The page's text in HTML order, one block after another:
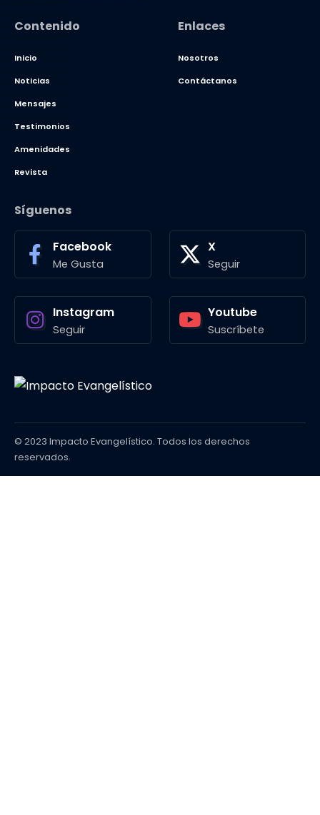
Contenido
Inicio
Noticias
Mensajes
Testimonios
Amenidades
Revista
Enlaces
Nosotros
Contáctanos
Síguenos
Facebook
Me Gusta
X
Seguir
Instagram
Seguir
Youtube
Suscríbete
© 2023 Impacto Evangelístico. Todos los derechos
reservados.